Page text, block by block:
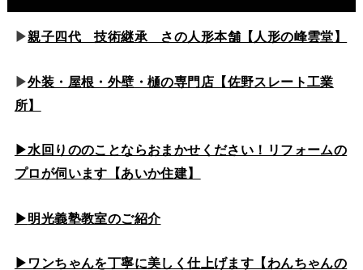
▶親子四代 技術継承 さの人形本舗【人形の峰雲堂】
▶外装・屋根・外壁・樋の専門店【佐野スレート工業
所】
▶水回りののことならおまかせください！リフォームの
プロが伺います【あいか住建】
▶明光義塾教室のご紹介
▶ワンちゃんを丁寧に美しく仕上げます【わんちゃんの